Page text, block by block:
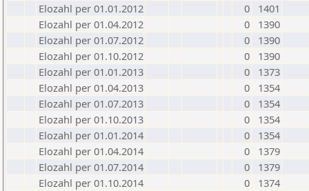
Elozahl per 01.01.2012
0
1401
Elozahl per 01.04.2012
0
1390
Elozahl per 01.07.2012
0
1390
Elozahl per 01.10.2012
0
1390
Elozahl per 01.01.2013
0
1373
Elozahl per 01.04.2013
0
1354
Elozahl per 01.07.2013
0
1354
Elozahl per 01.10.2013
0
1354
Elozahl per 01.01.2014
0
1354
Elozahl per 01.04.2014
0
1379
Elozahl per 01.07.2014
0
1379
Elozahl per 01.10.2014
0
1374